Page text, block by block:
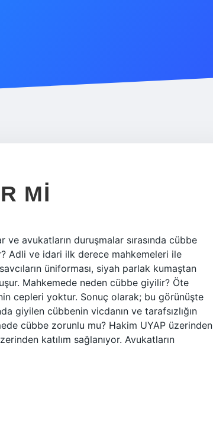
MI
ve avukatların duruşmalar sırasında cübbe
Adli ve idari ilk derece mahkemeleri ile
üniforması, siyah parlak kumaştan
Mahkemede neden cübbe giyilir? Öte
cepleri yoktur. Sonuç olarak; bu görünüşte
giyilen cübbenin vicdanın ve tarafsızlığın
cübbe zorunlu mu? Hakim UYAP üzerinden
katılım sağlanıyor. Avukatların